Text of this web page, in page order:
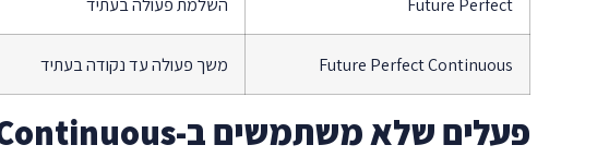
Future Perfect Continuous משך פעולה עד נקודה בעתיד
פעלים שלא משתמשים ב-Future Perfect Continuous